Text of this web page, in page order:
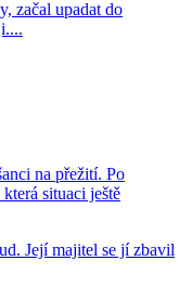
začal upadat do
na přežití. Po
situaci ještě
Její majitel se jí zbavil